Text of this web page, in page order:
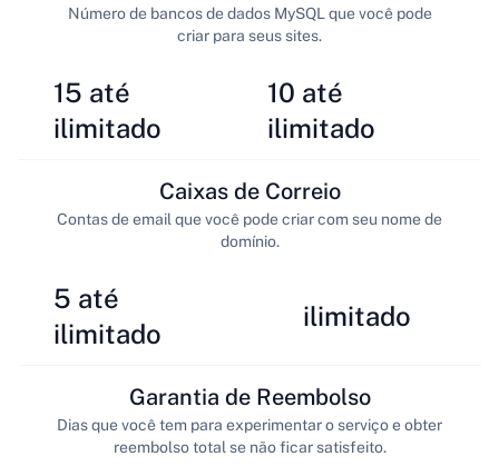
15 até
ilimitado
Número de bancos de dados MySQL que você pode
criar para seus sites.
10 até
ilimitado
5 até
ilimitado
Caixas de Correio
Contas de email que você pode criar com seu nome de
domínio.
ilimitado
Garantia de Reembolso
Dias que você tem para experimentar o serviço e obter
reembolso total se não ficar satisfeito.